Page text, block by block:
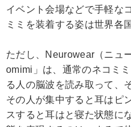
イベント会場などで手軽な
ミミを装着する姿は世界各
ただし、Neurowear（ニュ
omimi」は、通常のネコミ
る人の脳波を読み取って、
その人が集中すると耳はピ
スすると耳はと寝た状態に